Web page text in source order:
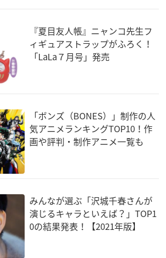
『夏目友人帳』ニャンコ先生フ
ィギュアストラップがふろく！
「LaLa７月号」発売
「ボンズ（BONES）」制作の人
気アニメランキングTOP10！作
画や評判・制作アニメ一覧も
みんなが選ぶ「沢城千春さんが
演じるキャラといえば？」TOP1
0の結果発表！【2021年版】